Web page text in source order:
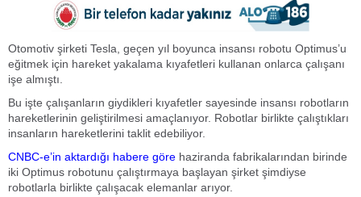
Otomotiv şirketi Tesla, geçen yıl boyunca insansı robotu Optimus’u
eğitmek için hareket yakalama kıyafetleri kullanan onlarca çalışanı
işe almıştı.
Bu işte çalışanların giydikleri kıyafetler sayesinde insansı robotların
hareketlerinin geliştirilmesi amaçlanıyor. Robotlar birlikte çalıştıkları
insanların hareketlerini taklit edebiliyor.
CNBC-e’in aktardığı habere göre haziranda fabrikalarından birinde
iki Optimus robotunu çalıştırmaya başlayan şirket şimdiyse
robotlarla birlikte çalışacak elemanlar arıyor.